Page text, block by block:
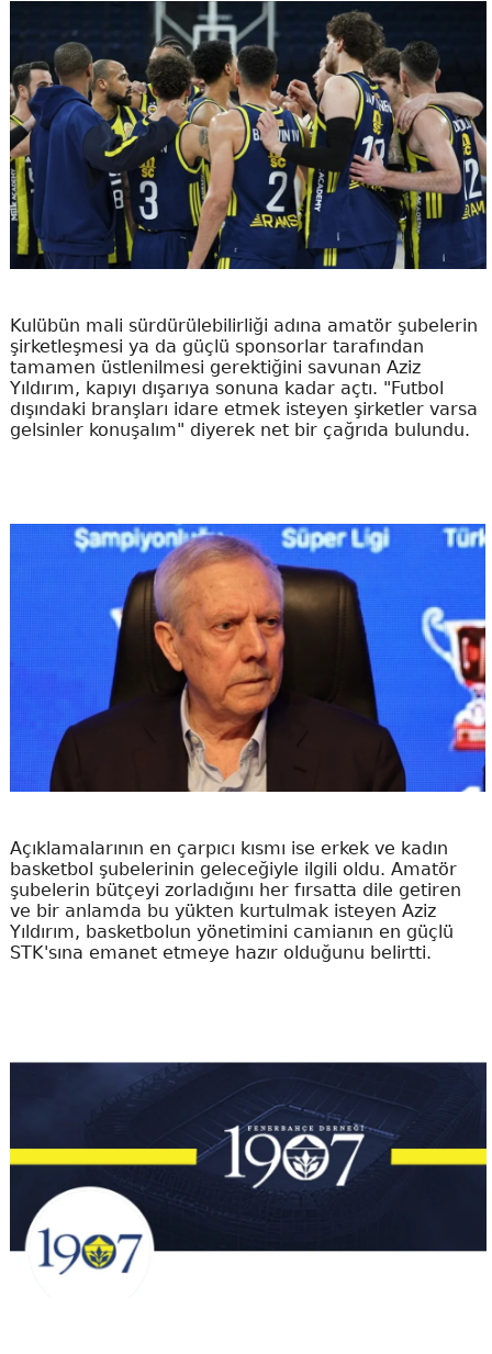
Kulübün mali sürdürülebilirliği adına amatör şubelerin
şirketleşmesi ya da güçlü sponsorlar tarafından
tamamen üstlenilmesi gerektiğini savunan Aziz
Yıldırım, kapıyı dışarıya sonuna kadar açtı. "Futbol
dışındaki branşları idare etmek isteyen şirketler varsa
gelsinler konuşalım" diyerek net bir çağrıda bulundu.
Açıklamalarının en çarpıcı kısmı ise erkek ve kadın
basketbol şubelerinin geleceğiyle ilgili oldu. Amatör
şubelerin bütçeyi zorladığını her fırsatta dile getiren
ve bir anlamda bu yükten kurtulmak isteyen Aziz
Yıldırım, basketbolun yönetimini camianın en güçlü
STK'sına emanet etmeye hazır olduğunu belirtti.